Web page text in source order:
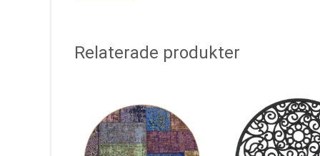
Relaterade produkter